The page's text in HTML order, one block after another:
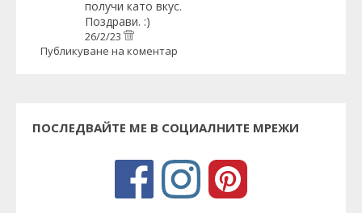
получи като вкус.
Поздрави. :)
26/2/23
Публикуване на коментар
ПОСЛЕДВАЙТЕ МЕ В СОЦИАЛНИТЕ МРЕЖИ